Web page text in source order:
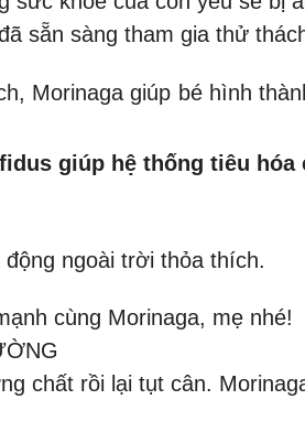
sẵn sàng tham gia thử
Morinaga giúp bé hình
giúp hệ thống tiêu
ngoài trời thỏa thích.
cùng Morinaga, mẹ nhé!
chất rồi lại tụt cân.